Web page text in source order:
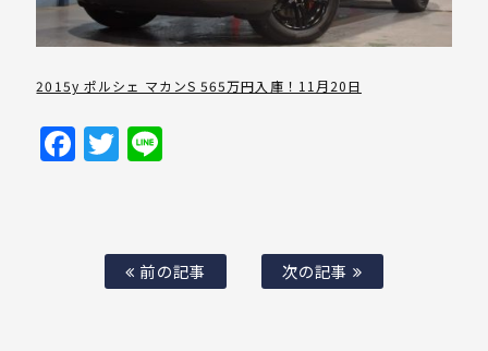
2015y ポルシェ マカンS 565万円入庫！11月20日
Facebook
Twitter
前の記事 次の記事